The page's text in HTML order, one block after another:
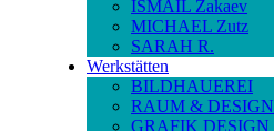
ISMAIL Zakaev
MICHAEL Zutz
SARAH R.
Werkstätten
BILDHAUEREI
RAUM & DESIGN
GRAFIK DESIGN